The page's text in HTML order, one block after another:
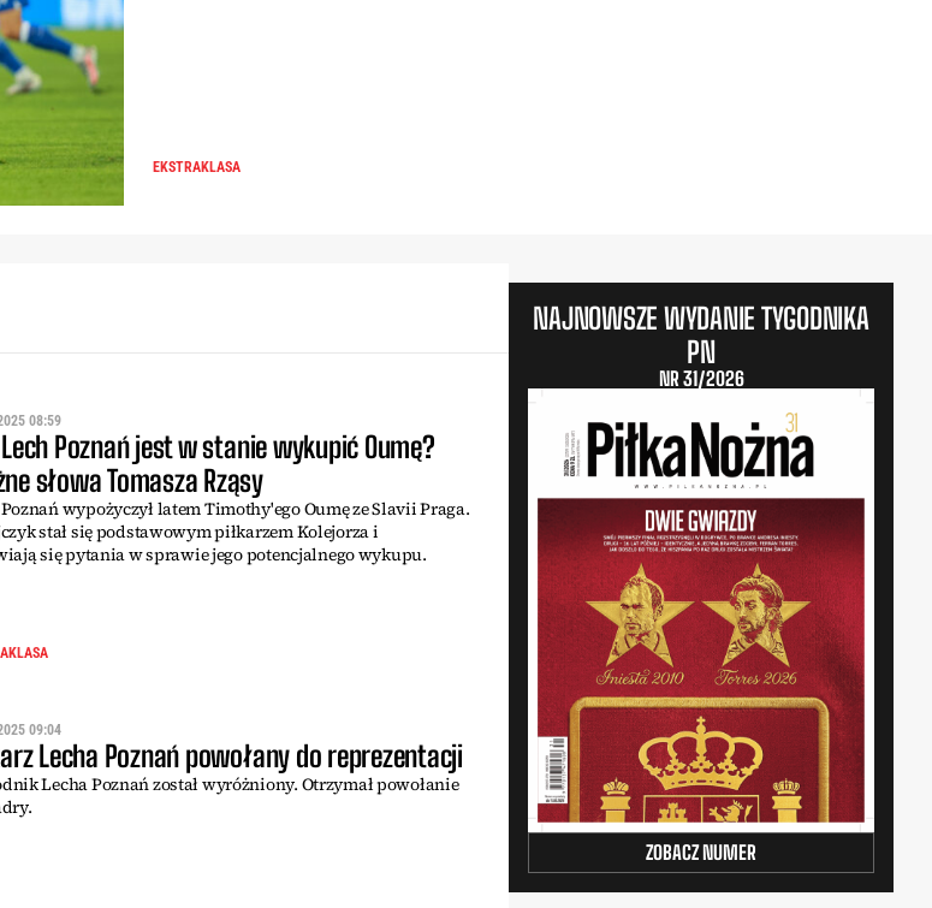
EKSTRAKLASA
08:59
Poznań jest w stanie wykupić Oumę?
słowa Tomasza Rząsy
wypożyczył latem Timothy'ego Oumę ze Slavii Praga.
stał się podstawowym piłkarzem Kolejorza i
się pytania w sprawie jego potencjalnego wykupu.
09:04
Lecha Poznań powołany do reprezentacji
Lecha Poznań został wyróżniony. Otrzymał powołanie
NAJNOWSZE WYDANIE TYGODNIKA
PN
NR 31/2026
ZOBACZ NUMER